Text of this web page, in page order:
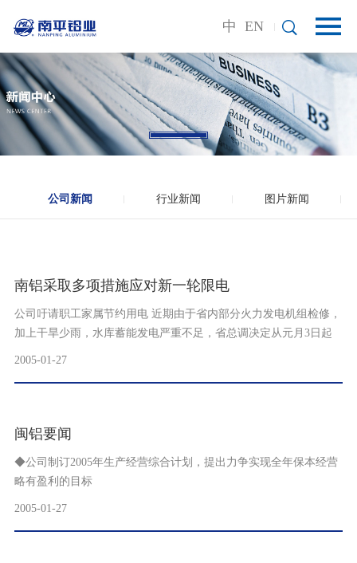
中 EN
公司新闻 行业新闻 图片新闻
南铝采取多项措施应对新一轮限电
公司吁请职工家属节约用电 近期由于省内部分火力发电机组检修，
加上干旱少雨，水库蓄能发电严重不足，省总调决定从元月3日起
2005-01-27
闽铝要闻
◆公司制订2005年生产经营综合计划，提出力争实现全年保本经营
略有盈利的目标
2005-01-27